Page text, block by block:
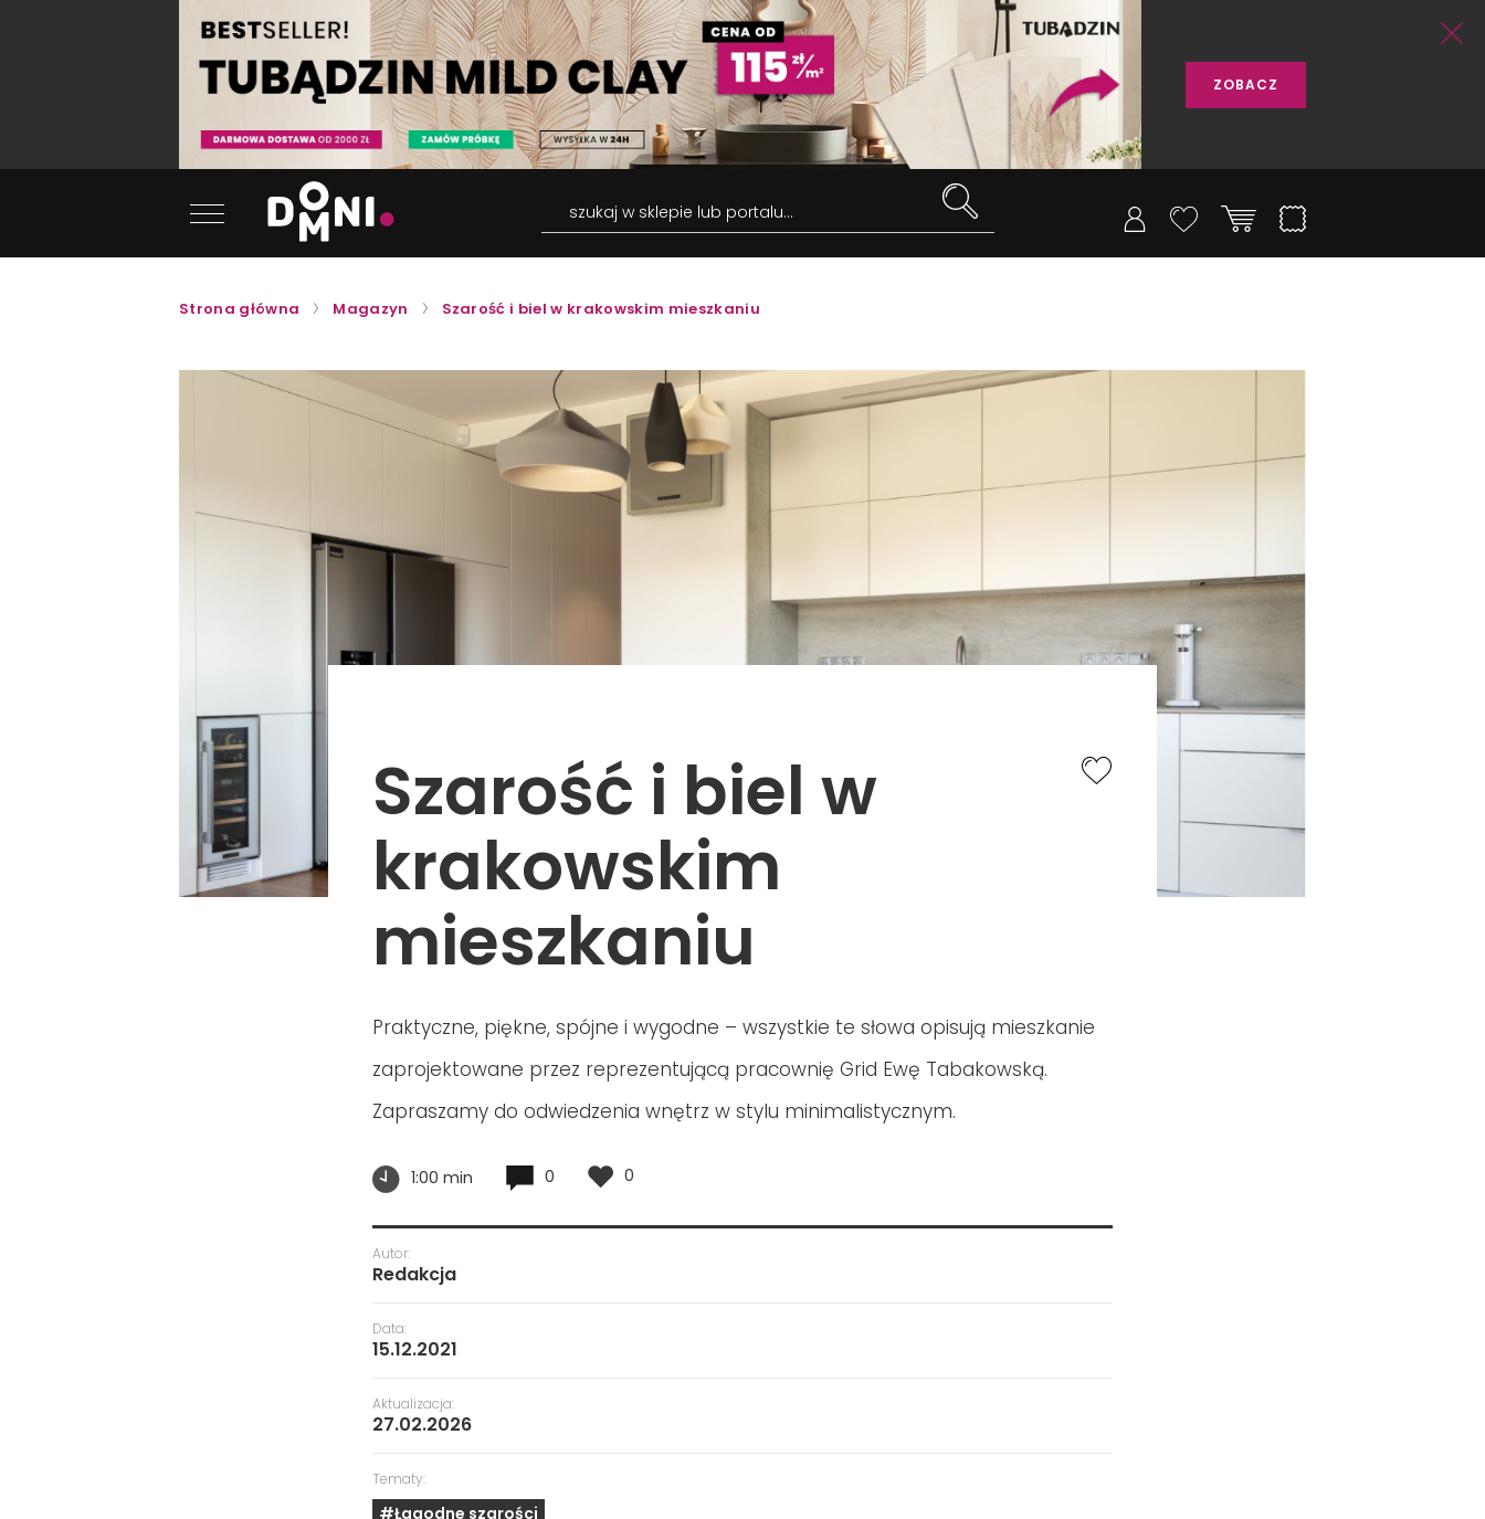
ZOBACZ
szukaj w sklepie lub portalu...
Strona główna Magazyn Szarość i biel w krakowskim mieszkaniu
Szarość i biel w
krakowskim
mieszkaniu
Praktyczne, piękne, spójne i wygodne – wszystkie te słowa opisują mieszkanie
zaprojektowane przez reprezentującą pracownię Grid Ewę Tabakowską.
Zapraszamy do odwiedzenia wnętrz w stylu minimalistycznym.
1:00 min 0 0
Autor:
Redakcja
Data:
15.12.2021
Aktualizacja:
27.02.2026
Tematy:
#Łagodne szarości